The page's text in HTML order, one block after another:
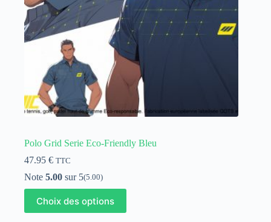
du
produit
Polo Grid Serie Eco-Friendly Bleu
47.95 € TTC
Note 5.00 sur 5(5.00)
Choix des options
produit
a